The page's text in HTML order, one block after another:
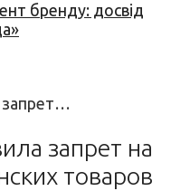
бренду: досвід
запрет…
запрет на
товаров